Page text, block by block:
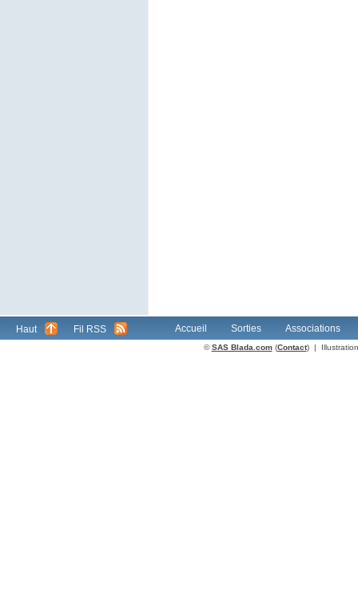
Haut Fil RSS Accueil Sorties Associations
©SAS Blada.com(Contact) |